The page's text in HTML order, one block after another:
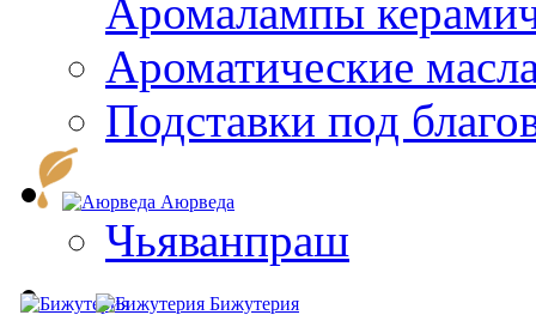
Aромалампы
Ароматические
Подставки под
Аюрведа
Чьяванпраш
Бижутерия